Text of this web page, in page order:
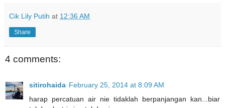
Cik Lily Putih at 12:36 AM
Share
4 comments:
sitirohaida February 25, 2014 at 8:09 AM
harap percatuan air nie tidaklah berpanjangan kan...biar